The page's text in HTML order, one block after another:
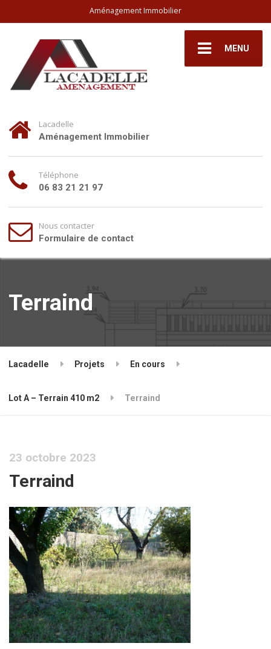
Aménagement Immobilier
MENU
Lacadelle
Aménagement Immobilier
Téléphone
06 83 21 21 97
Nous contacter
Formulaire de contact
Terraind
Lacadelle Projets En cours
Lot A – Terrain 410 m2 Terraind
23 octobre 2023
Terraind